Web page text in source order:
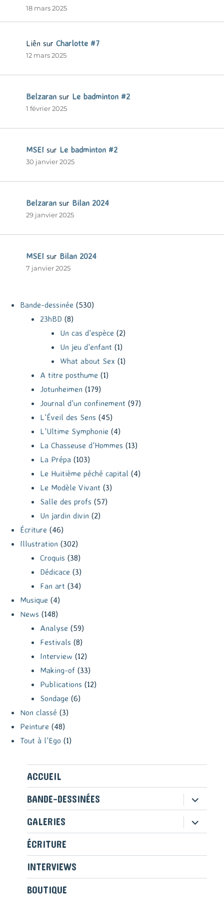
18 mars 2025
Liên sur Charlotte #7
12 mars 2025
Belzaran sur Le badminton #2
1 février 2025
MSEI sur Le badminton #2
30 janvier 2025
Belzaran sur Bilan 2024
29 janvier 2025
MSEI sur Bilan 2024
7 janvier 2025
Bande-dessinée (530)
23hBD (8)
Un cas d'espèce (2)
Un jeu d'enfant (1)
What about Sex (1)
A titre posthume (1)
Jotunheimen (179)
Journal d'un confinement (97)
L'Éveil des Sens (45)
L'Ultime Symphonie (4)
La Chasseuse d'Hommes (13)
La Prépa (103)
Le Huitième péché capital (4)
Le Modèle Vivant (3)
Salle des profs (57)
Un jardin divin (2)
Écriture (46)
Illustration (302)
Croquis (38)
Dédicace (3)
Fan art (34)
Musique (4)
News (148)
Analyse (59)
Festivals (8)
Interview (12)
Making-of (33)
Publications (12)
Sondage (6)
Non classé (3)
Peinture (48)
Tout à l'Ego (1)
ACCUEIL
BANDE-DESSINÉES
ouvrir
le
sous-
menu
GALERIES ouvrir
le
ÉCRITURE
INTERVIEWS
BOUTIQUE